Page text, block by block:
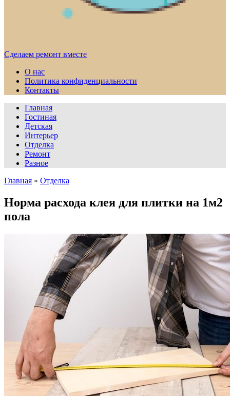
Сделаем ремонт вместе
О нас
Политика конфиденциальности
Контакты
Главная
Гостиная
Детская
Интерьер
Отделка
Ремонт
Разное
Главная » Отделка
Норма расхода клея для плитки на 1м2
пола